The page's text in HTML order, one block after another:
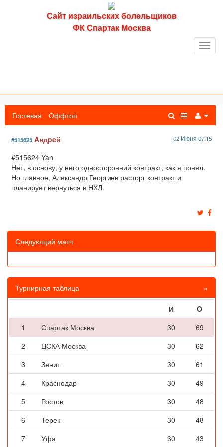
Сайт израильских болельщиков
ФК Спартак Москва
Гостевая Оффтоп
#515625 Aндpeй 02 Июня 07:15
#515624 Yan
Нет, в основу, у него односторонний контракт, как я понял.
Но главное, Александр Георгиев расторг контракт и
планирует вернуться в НХЛ.
Следующий матч
Турнирная таблица »
И
O
1
Спартак Москва 30
69
2
ЦСКА Москва 30
62
3
Зенит 30
61
4
Краснодар 30
49
5
Ростов 30
48
6
Терек 30
48
7
Уфа 30
43